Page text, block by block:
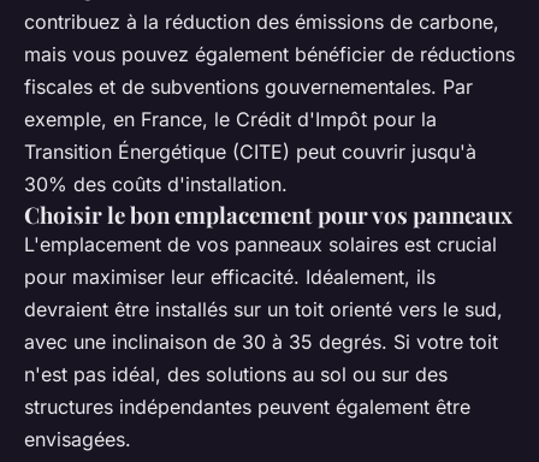
contribuez à la réduction des émissions de carbone,
mais vous pouvez également bénéficier de réductions
fiscales et de subventions gouvernementales. Par
exemple, en France, le Crédit d'Impôt pour la
Transition Énergétique (CITE) peut couvrir jusqu'à
30% des coûts d'installation.
Choisir le bon emplacement pour vos panneaux
L'emplacement de vos panneaux solaires est crucial
pour maximiser leur efficacité. Idéalement, ils
devraient être installés sur un toit orienté vers le sud,
avec une inclinaison de 30 à 35 degrés. Si votre toit
n'est pas idéal, des solutions au sol ou sur des
structures indépendantes peuvent également être
envisagées.